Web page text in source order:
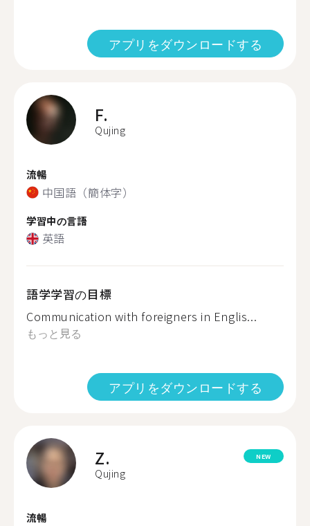
アプリをダウンロードする
F.
Qujing
流暢
中国語（簡体字）
学習中の言語
英語
語学学習の目標
Communication with foreigners in Englis...
もっと見る
アプリをダウンロードする
Z.
Qujing
NEW
流暢